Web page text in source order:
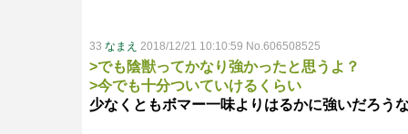
33 なまえ 2018/12/21 10:10:59 No.606508525
>でも陰獣ってかなり強かったと思うよ？
>今でも十分ついていけるくらい
少なくともボマー一味よりはるかに強いだろう